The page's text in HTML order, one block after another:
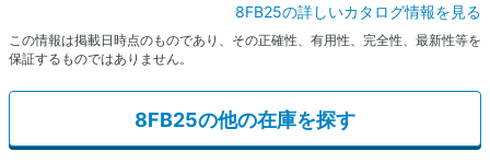
8FB25の詳しいカタログ情報を見る
この情報は掲載日時点のものであり、その正確性、有用性、完全性、最新性等を
保証するものではありません。
8FB25の他の在庫を探す